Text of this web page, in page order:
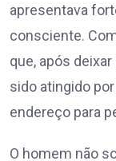
apresentava
consciente.
que, após
sido atingido
endereço para
O homem não